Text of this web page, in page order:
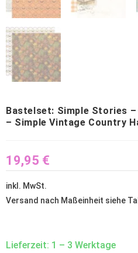
Bastelset: Simple Stories
– Simple Vintage Country
19,95 €
inkl. MwSt.
Versand nach Maßeinheit siehe
Lieferzeit: 1 – 3 Werktage